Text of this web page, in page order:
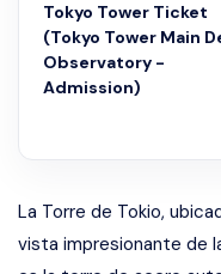
Tokyo Tower Ticket
(Tokyo Tower Main
Observatory -
Admission)
La Torre de Tokio,
vista impresionante de